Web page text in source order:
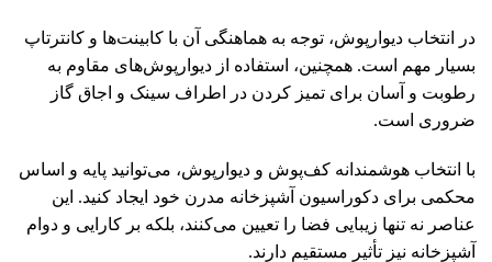
در انتخاب دیوارپوش، توجه به هماهنگی آن با کابینت‌ها و کانترتاپ
بسیار مهم است. همچنین، استفاده از دیوارپوش‌های مقاوم به
رطوبت و آسان برای تمیز کردن در اطراف سینک و اجاق گاز
ضروری است.
با انتخاب هوشمندانه کف‌پوش و دیوارپوش، می‌توانید پایه و اساس
محکمی برای دکوراسیون آشپزخانه مدرن خود ایجاد کنید. این
عناصر نه تنها زیبایی فضا را تعیین می‌کنند، بلکه بر کارایی و دوام
آشپزخانه نیز تأثیر مستقیم دارند.